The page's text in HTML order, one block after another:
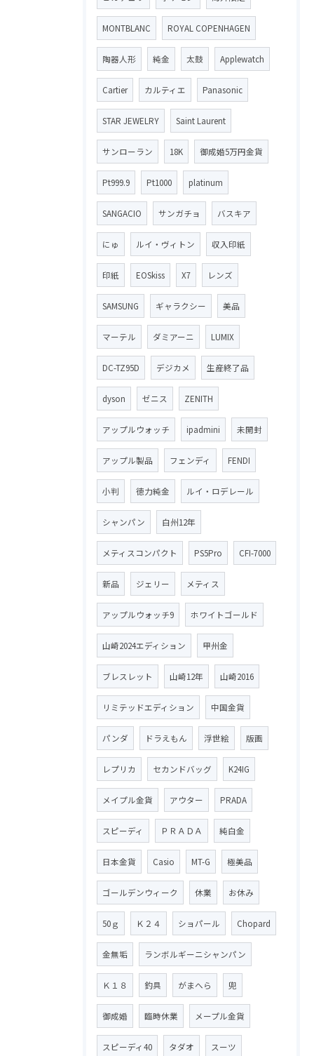
MONTBLANC ROYAL COPENHAGEN
陶器人形 純金 太鼓 Applewatch
Cartier カルティエ Panasonic
STAR JEWELRY Saint Laurent
サンローラン 18K 御成婚5万円金貨
Pt999.9 Pt1000 platinum
SANGACIO サンガチョ バスキア
にゅ ルイ・ヴィトン 収入印紙
印紙 EOSkiss X7 レンズ
SAMSUNG ギャラクシー 美品
マーテル ダミアーニ LUMIX
DC-TZ95D デジカメ 生産終了品
dyson ゼニス ZENITH
アップルウォッチ ipadmini 未開封
アップル製品 フェンディ FENDI
小判 徳力純金 ルイ・ロデレール
シャンパン 白州12年
メティスコンパクト PS5Pro CFI-7000
新品 ジェリー メティス
アップルウォッチ9 ホワイトゴールド
山崎2024エディション 甲州金
ブレスレット 山崎12年 山崎2016
リミテッドエディション 中国金貨
パンダ ドラえもん 浮世絵 版画
レプリカ セカンドバッグ K24IG
メイプル金貨 アウター PRADA
スピーディ ＰＲＡＤＡ 純白金
日本金貨 Casio MT-G 極美品
ゴールデンウィーク 休業 お休み
50ｇ Ｋ２４ ショパール Chopard
金無垢 ランボルギーニシャンパン
Ｋ１８ 釣具 がまへら 兜
御成婚 臨時休業 メープル金貨
スピーディ40 タダオ スーツ